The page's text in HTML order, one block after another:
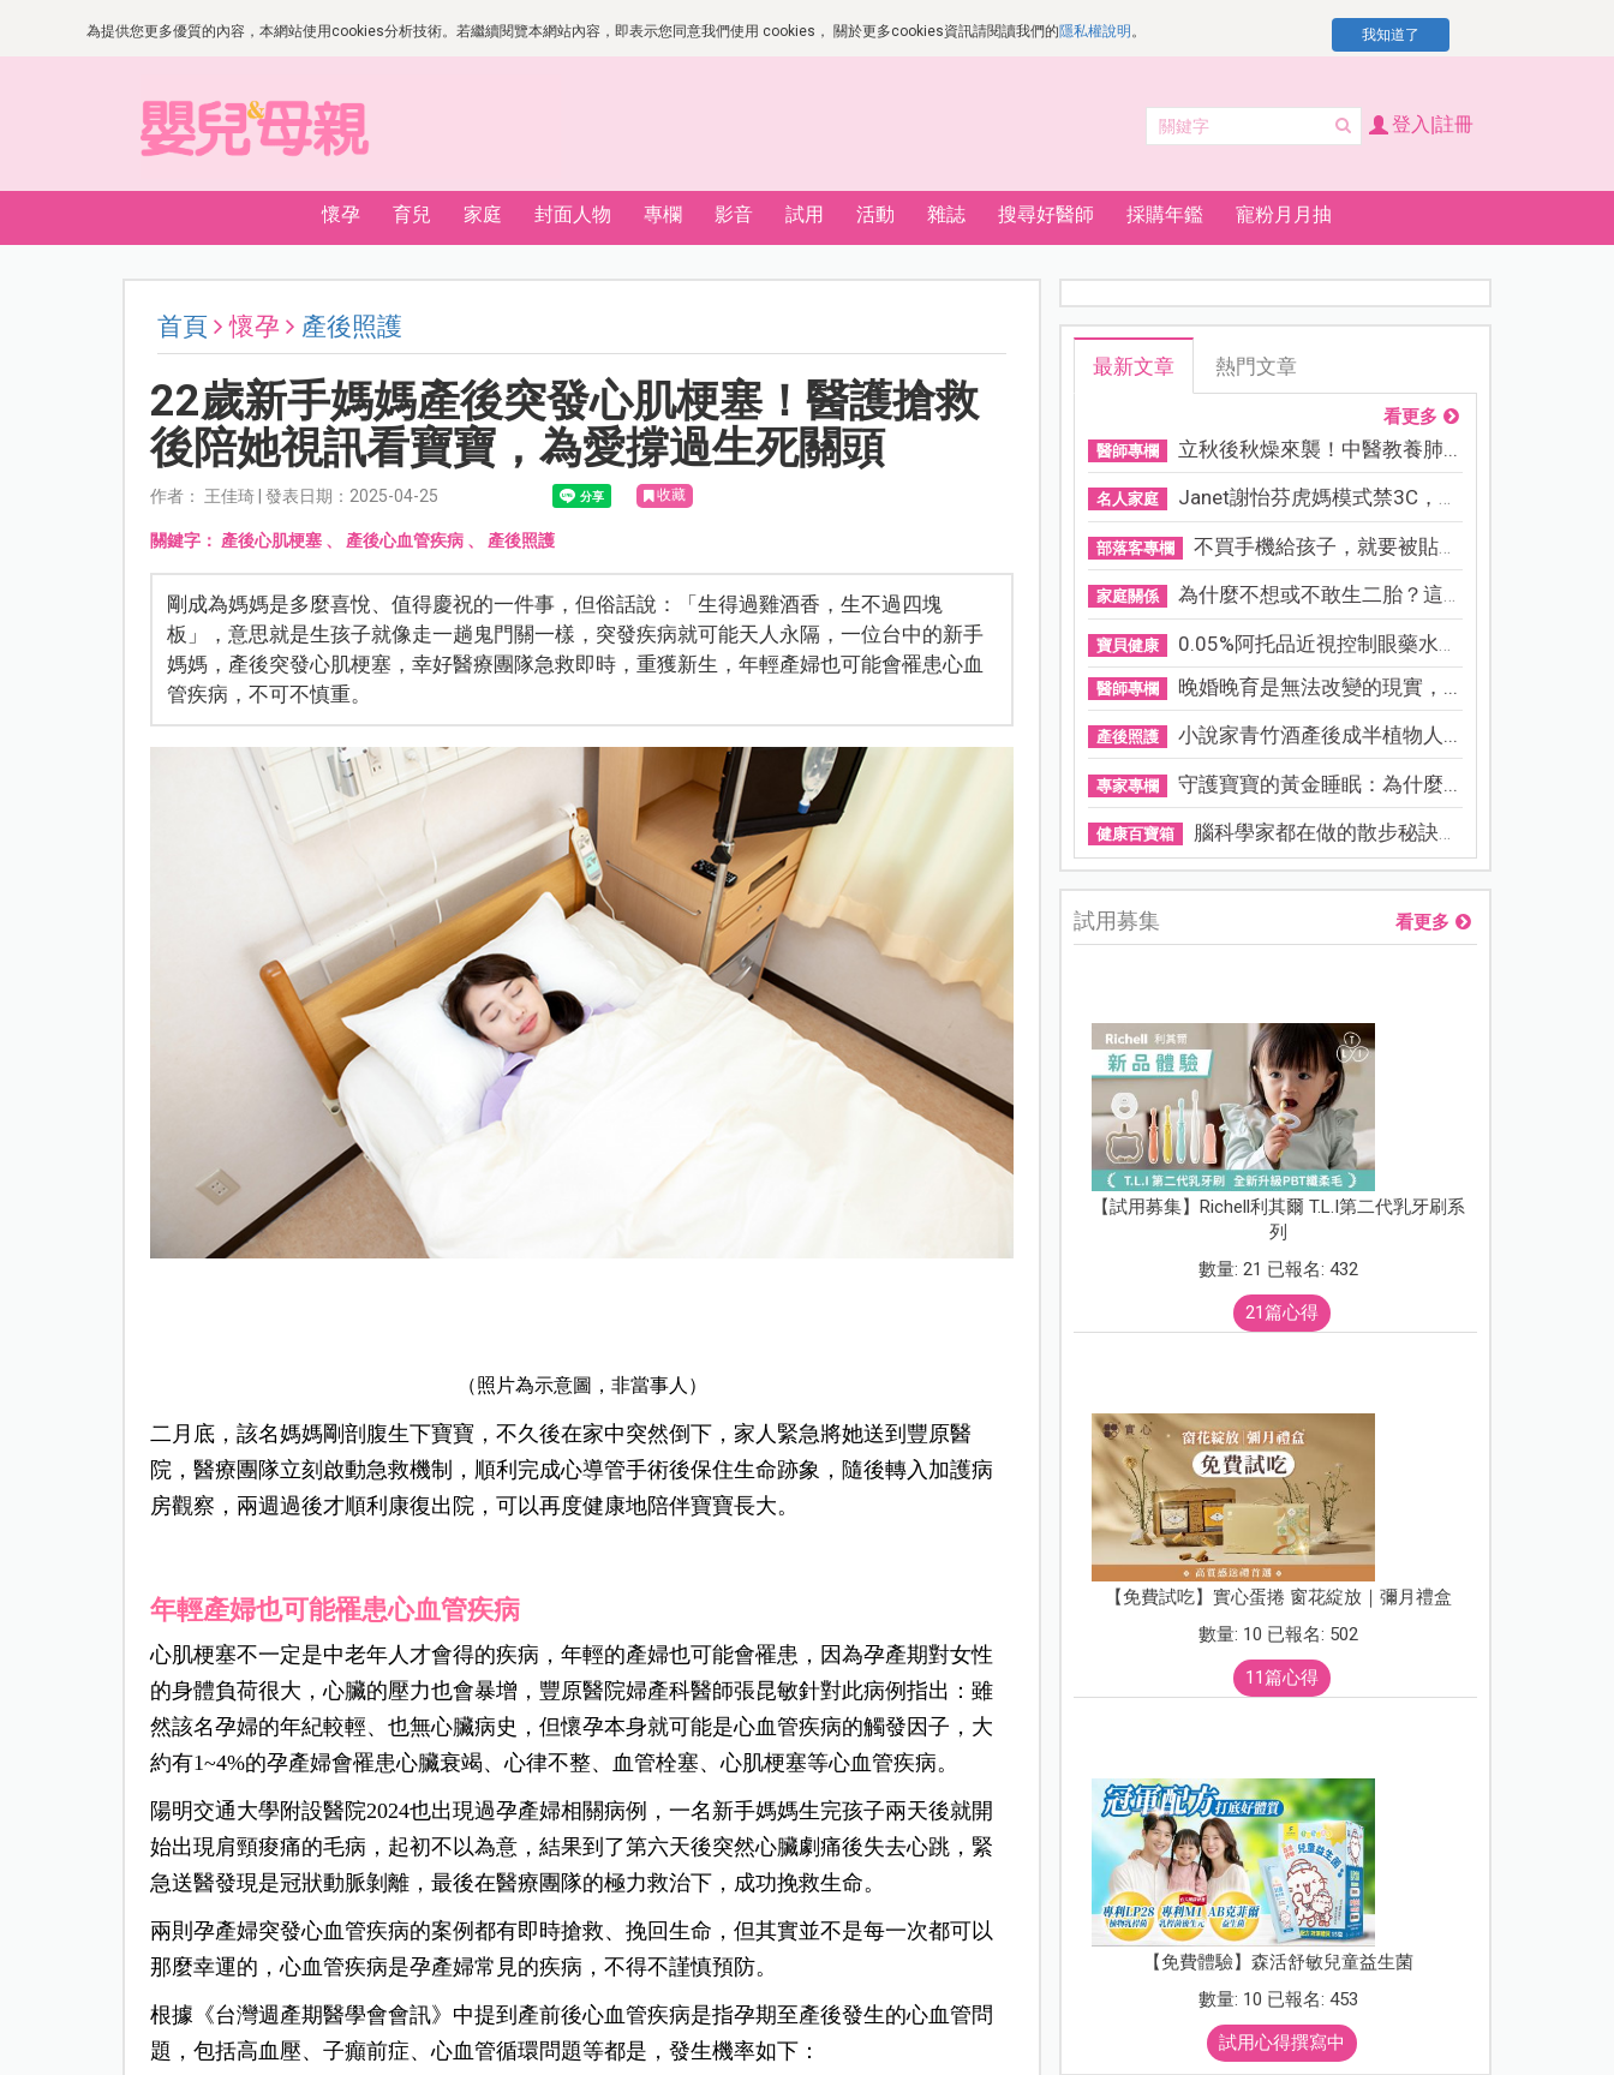
為提供您更多優質的內容，本網站使用cookies分析技術。若繼續閱覽本網站內容，即表示您同意我們使用 cookies， 關於更多cookies資訊請閱讀我們的隱私權說明 。 我知道了
登入|註冊
懷孕 育兒 家庭 封面人物 專欄 影音 試用 活動 雜誌 搜尋好醫師 採購年鑑 寵粉月月抽
首頁 懷孕 產後照護
22歲新手媽媽產後突發心肌梗塞！醫護搶救
後陪她視訊看寶寶，為愛撐過生死關頭
作者： 王佳琦 | 發表日期：2025-04-25 收藏
關鍵字： 產後心肌梗塞、 產後心血管疾病、 產後照護
剛成為媽媽是多麼喜悅、值得慶祝的一件事，但俗話說：「生得過雞酒香，生不過四塊
板」，意思就是生孩子就像走一趟鬼門關一樣，突發疾病就可能天人永隔，一位台中的新手
媽媽，產後突發心肌梗塞，幸好醫療團隊急救即時，重獲新生，年輕產婦也可能會罹患心血
管疾病，不可不慎重。
（照片為示意圖，非當事人）
二月底，該名媽媽剛剖腹生下寶寶，不久後在家中突然倒下，家人緊急將她送到豐原醫
院，醫療團隊立刻啟動急救機制，順利完成心導管手術後保住生命跡象，隨後轉入加護病
房觀察，兩週過後才順利康復出院，可以再度健康地陪伴寶寶長大。
年輕產婦也可能罹患心血管疾病
心肌梗塞不一定是中老年人才會得的疾病，年輕的產婦也可能會罹患，因為孕產期對女性
的身體負荷很大，心臟的壓力也會暴增，豐原醫院婦產科醫師張昆敏針對此病例指出：雖
然該名孕婦的年紀較輕、也無心臟病史，但懷孕本身就可能是心血管疾病的觸發因子，大
約有1~4%的孕產婦會罹患心臟衰竭、心律不整、血管栓塞、心肌梗塞等心血管疾病。
陽明交通大學附設醫院2024也出現過孕產婦相關病例，一名新手媽媽生完孩子兩天後就開
始出現肩頸痠痛的毛病，起初不以為意，結果到了第六天後突然心臟劇痛後失去心跳，緊
急送醫發現是冠狀動脈剝離，最後在醫療團隊的極力救治下，成功挽救生命。
兩則孕產婦突發心血管疾病的案例都有即時搶救、挽回生命，但其實並不是每一次都可以
那麼幸運的，心血管疾病是孕產婦常見的疾病，不得不謹慎預防。
根據《台灣週產期醫學會會訊》中提到產前後心血管疾病是指孕期至產後發生的心血管問
題，包括高血壓、子癲前症、心血管循環問題等都是，發生機率如下：
最新文章 熱門文章
看更多
醫師專欄 立秋後秋燥來襲！中醫教養肺...
名人家庭 Janet謝怡芬虎媽模式禁3C，看...
部落客專欄 不買手機給孩子，就要被貼「...
家庭關係 為什麼不想或不敢生二胎？這8...
寶貝健康 0.05%阿托品近視控制眼藥水納...
醫師專欄 晚婚晚育是無法改變的現實，...
產後照護 小說家青竹酒產後成半植物人...
專家專欄 守護寶寶的黃金睡眠：為什麼...
健康百寶箱 腦科學家都在做的散步秘訣！...
試用募集 看更多
【試用募集】Richell利其爾 T.L.I第二代乳牙刷系
列
數量: 21 已報名: 432
21篇心得
【免費試吃】實心蛋捲 窗花綻放｜彌月禮盒
數量: 10 已報名: 502
11篇心得
【免費體驗】森活舒敏兒童益生菌
數量: 10 已報名: 453
試用心得撰寫中